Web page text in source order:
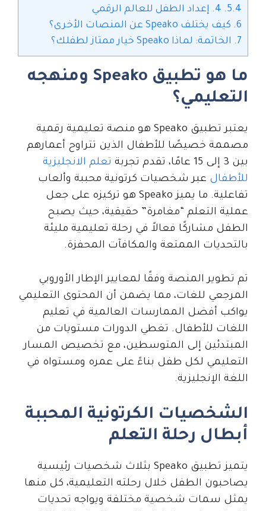
5.4.
6. كيف يختلف Speako عن المنصات الأخرى؟
7.
الخاتمة: لماذا Speako خيار ممتاز لطفلك؟
ما هو تطبيق Speako ومنهجه
التعليمي؟
يعتبر تطبيق Speako هو منصة تعليمية رقمية
مصممة خصيصًا للأطفال الذين تتراوح أعمارهم
بين 3 إلى 15 عامًا، تقدم تجربة
تعلم الانجليزية
للأطفال عبر شخصيات كرتونية محببة وألعاب
تفاعلية. ما يميز Speako هو تركيزه على جعل
عملية التعلم “مغامرة” حقيقية، حيث يصبح
الطفل مشاركًا فعالاً في رحلة تعليمية مليئة
بالتحديات الممتعة والمكافآت المحفزة.
تم تطوير المنصة وفقًا لمعايير الإطار الأوروبي
المرجعي للغات، مما يضمن أن المحتوى التعليمي
يواكب أفضل الممارسات العالمية في تعليم
اللغات للأطفال. تغطي الدورات مستويات من
المبتدئين إلى المتوسطين، مع تخصيص المسار
التعليمي لكل طفل بناءً على عمره ومستواه في
اللغة الإنجليزية.
الشخصيات الكرتونية المحببة
أبطال رحلة التعلم
يتميز تطبيق Speako بثلاث شخصيات رئيسية
يصاحبون الطفل خلال رحلته التعليمية، كل منها
يمثل سمات شخصية مختلفة ويواجه تحديات